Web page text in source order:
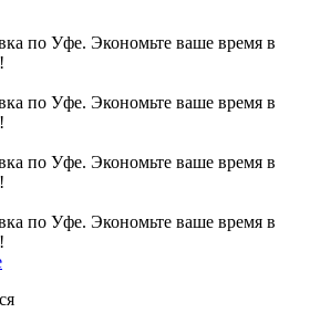
по Уфе. Экономьте ваше время в
по Уфе. Экономьте ваше время в
по Уфе. Экономьте ваше время в
по Уфе. Экономьте ваше время в